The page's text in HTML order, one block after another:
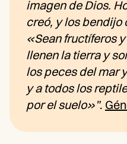
imagen de Dios.
creó, y los bendijo
«Sean fructíferos
llenen la tierra y
los peces del mar
y a todos los
por el suelo»”.